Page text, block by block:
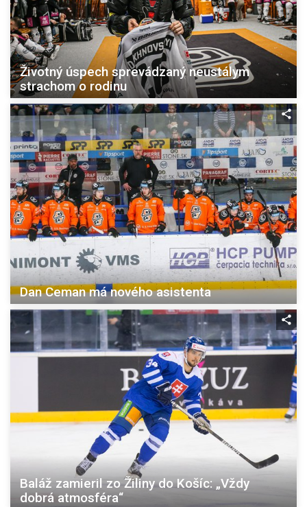
Životný úspech sprevádzaný neustálym
strachom o rodinu
Dan Ceman má nového asistenta
Baláž zamieril zo Žiliny do Košíc: „Vždy
dobrá atmosféra“